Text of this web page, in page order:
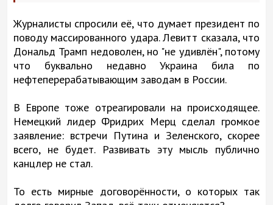
Журналисты спросили её, что думает президент по
поводу массированного удара. Левитт сказала, что
Дональд Трамп недоволен, но "не удивлён", потому
что буквально недавно Украина била по
нефтеперерабатывающим заводам в России.
В Европе тоже отреагировали на происходящее.
Немецкий лидер Фридрих Мерц сделал громкое
заявление: встречи Путина и Зеленского, скорее
всего, не будет. Развивать эту мысль публично
канцлер не стал.
То есть мирные договорённости, о которых так